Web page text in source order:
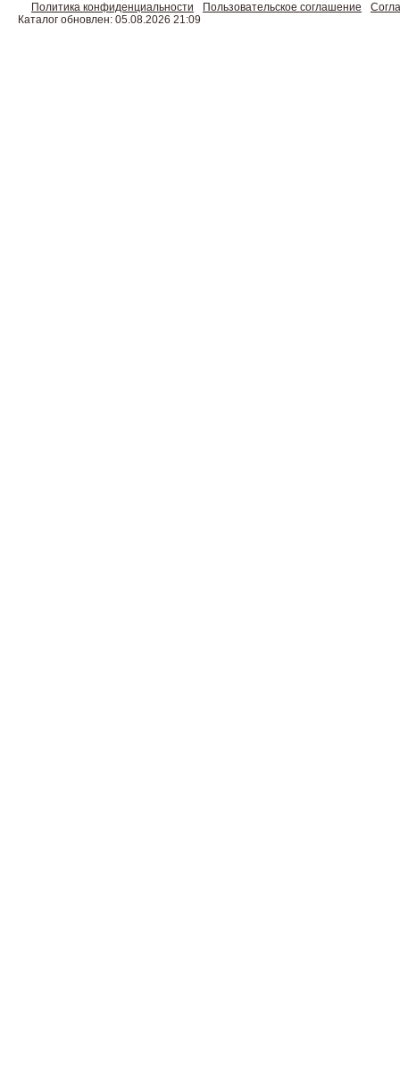
Политика конфиденциальности Пользовательское соглашение
Каталог обновлен: 05.08.2026 21:09